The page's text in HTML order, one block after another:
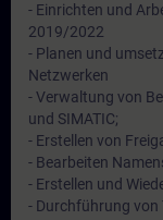
- Einrichten und
2019/2022
- Planen und
Netzwerken
- Verwaltung von
und SIMATIC;
- Erstellen von
- Bearbeiten
- Erstellen und
- Durchführung von